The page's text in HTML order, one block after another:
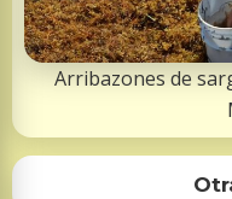
Arribazones de